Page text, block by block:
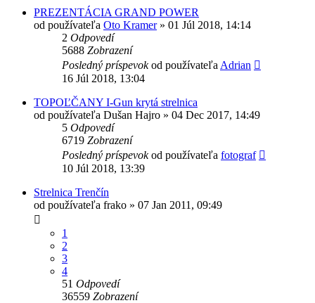
PREZENTÁCIA GRAND POWER
od používateľa Oto Kramer» 01 Júl 2018, 14:14
2 Odpovedí
5688 Zobrazení
Posledný príspevokod používateľa Adrian
16 Júl 2018, 13:04
TOPOĽČANY I-Gun krytá strelnica
od používateľa Dušan Hajro » 04 Dec 2017, 14:49
5 Odpovedí
6719 Zobrazení
Posledný príspevokod používateľa fotograf
10 Júl 2018, 13:39
Strelnica Trenčín
od používateľa frako » 07 Jan 2011, 09:49
1
2
3
4
51 Odpovedí
36559 Zobrazení